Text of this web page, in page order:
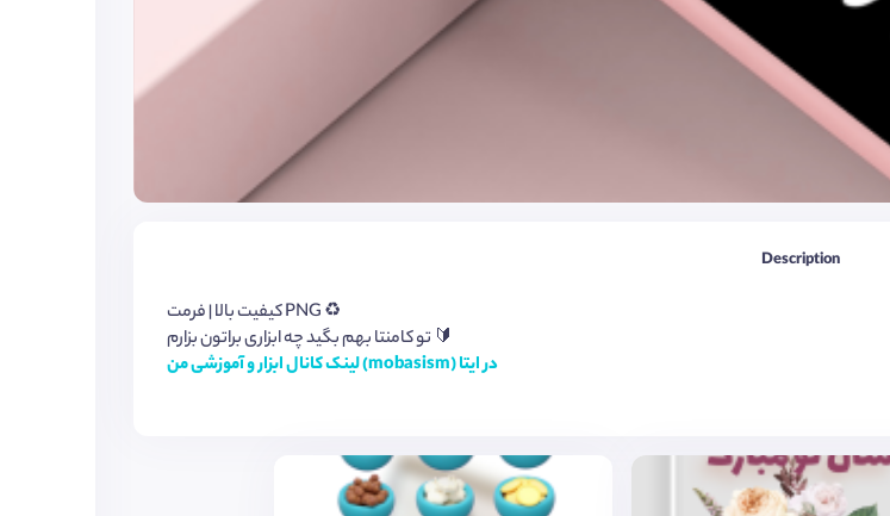
Description
کیفیت بالا | فرمت PNG ♻️
تو کامنتا بهم بگید چه ابزاری براتون بزارم 🔰
لینک کانال ابزار و آموزشی من (mobasism) در ایتا